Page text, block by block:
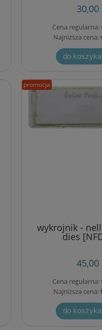
30,00
Cena regularna:
Najniższa cena:
do koszyka
wykrojnik -
dies
45,00
Cena regularna:
Najniższa cena:
do koszyka
promocja